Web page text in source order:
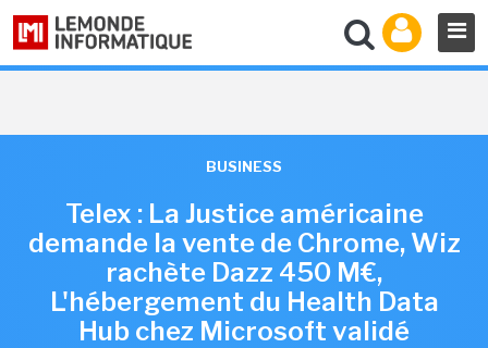
BUSINESS
Telex : La Justice américaine
demande la vente de Chrome, Wiz
rachète Dazz 450 M€,
L'hébergement du Health Data
Hub chez Microsoft validé